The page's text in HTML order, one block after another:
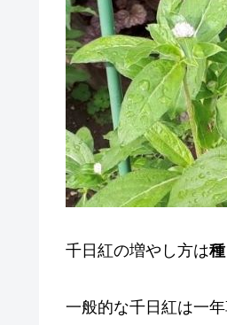
千日紅の増やし方は
一般的な千日紅は一